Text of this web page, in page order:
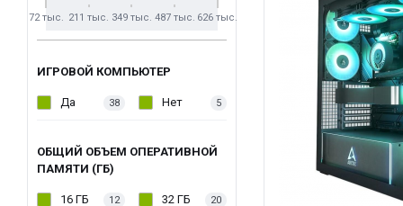
72 тыс. 211 тыс. 349 тыс. 487 тыс. 626 тыс.
ИГРОВОЙ КОМПЬЮТЕР
Да 38 Нет 5
ОБЩИЙ ОБЪЕМ ОПЕРАТИВНОЙ
ПАМЯТИ (ГБ)
16 ГБ 12 32 ГБ 20